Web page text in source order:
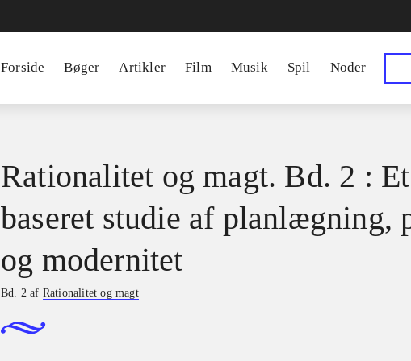
Forside Bøger Artikler Film Musik Spil Noder
Rationalitet og magt. Bd. 2 :
baseret studie af planlægning,
og modernitet
Bd. 2 af Rationalitet og magt